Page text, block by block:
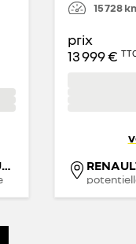
RENAULT STRASBOURG HAUTEPIERRE
15 728
prix
13 999 €